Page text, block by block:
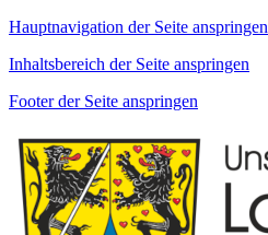
Hauptnavigation der Seite anspringen
Inhaltsbereich der Seite anspringen
Footer der Seite anspringen